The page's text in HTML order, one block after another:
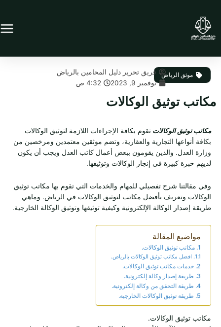
موثق الرياض
فريق تحرير دليل المحامين بالرياض
نوفمبر 9, 2023
4:32 ص
مكاتب توثيق الوكالات
مكاتب توثيق الوكالات تقوم بكافة الإجراءات اللازمة لتوثيق الوكالات
بكافة أنواعها التجارية والعقارية، وتضم موثقين معتمدين ومرخصين من
وزارة العدل. والذين يقومون ببعض أعمال كاتب العدل ويجب أن يكون
لديهم خبرة كبيرة في إنجاز الوكالات وتوثيقها.
وفي مقالتنا شرح تفصيلي للمهام والخدمات التي تقوم بها مكاتب توثيق
الوكالات وتعريف بأفضل مكاتب لتوثيق الوكالات في الرياض. وماهي
طريقة إصدار الوكالة الإلكترونية وكيفية توثيقها وتوثيق الوكالة الخارجية.
مواضيع المقالة
مكاتب توثيق الوكالات.
افضل مكاتب توثيق الوكالات بالرياض.
خدمات مكاتب توثيق الوكالات.
طريقة إصدار وكالة إلكترونية.
طريقة التحقق من وكالة إلكترونية.
طريقة توثيق الوكالات الخارجية.
مكاتب توثيق الوكالات.